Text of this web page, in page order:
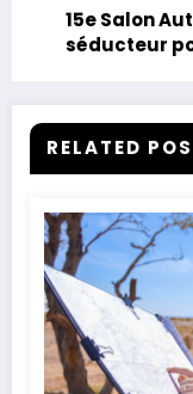
15e Salon
séducteur
RELATED